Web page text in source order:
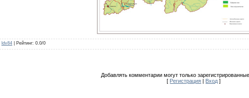
ldv84| Рейтинг: 0.0/0
Добавлять комментарии могут только
[ Регистрация Вход ]